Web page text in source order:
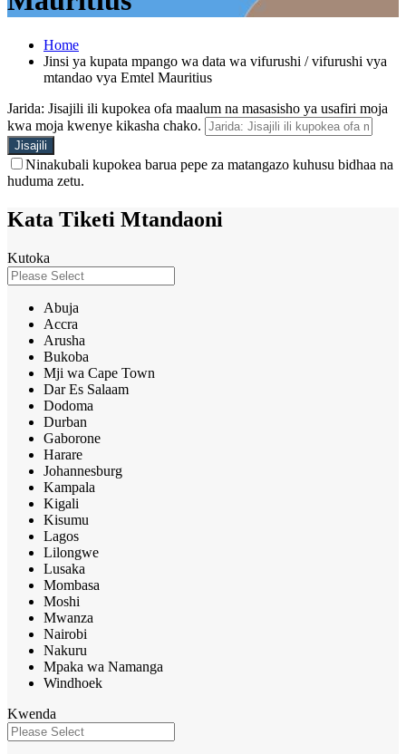
Home
Jinsi ya kupata mpango wa data wa vifurushi / vifurushi vya
mtandao vya Emtel Mauritius
Jarida: Jisajili ili kupokea ofa maalum na masasisho ya usafiri moja
kwa moja kwenye kikasha chako.
Ninakubali kupokea barua pepe za matangazo kuhusu bidhaa na
huduma zetu.
Kata Tiketi Mtandaoni
Kutoka
Abuja
Accra
Arusha
Bukoba
Mji wa Cape Town
Dar Es Salaam
Dodoma
Durban
Gaborone
Harare
Johannesburg
Kampala
Kigali
Kisumu
Lagos
Lilongwe
Lusaka
Mombasa
Moshi
Mwanza
Nairobi
Nakuru
Mpaka wa Namanga
Windhoek
Kwenda